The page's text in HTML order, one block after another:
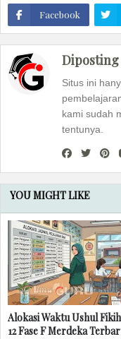
Facebook
Situs ini
kami sudah
tentunya.
YOU MIGHT LIKE
Alokasi Waktu Ushul
12 Fase F Merdeka